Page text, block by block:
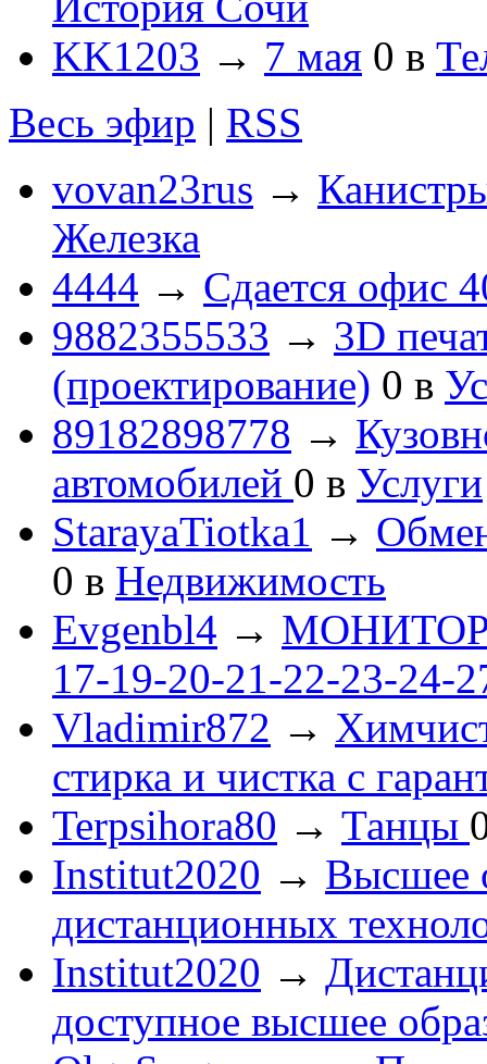
KK1203 → 7 мая 0 в
Весь эфир | RSS
vovan23rus →
Железка
4444 → Сдается офис
9882355533 → 3D
(проектирование) 0 в
89182898778 →
автомобилей 0 в Услуги
StarayaTiotka1 →
0 в Недвижимость
Evgenbl4 → МОНИТОРЫ
17-19-20-21-22-23-24-
Vladimir872 →
стирка и чистка с
Terpsihora80 → Танцы
Institut2020 → Высшее
дистанционных
Institut2020 →
доступное высшее